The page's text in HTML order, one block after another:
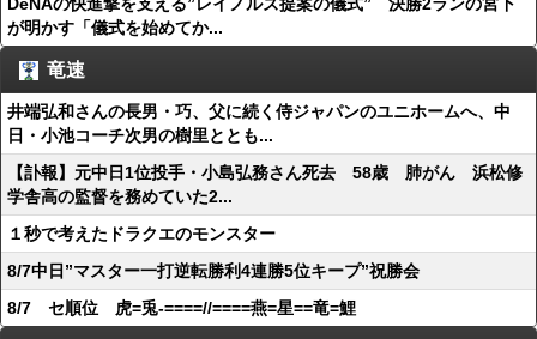
が明かす「儀式を始めてか...
竜速
井端弘和さんの長男・巧、父に続く侍ジャパンのユニホームへ、中
日・小池コーチ次男の樹里ととも...
【訃報】元中日1位投手・小島弘務さん死去 58歳 肺がん 浜松修
学舎高の監督を務めていた2...
１秒で考えたドラクエのモンスター
8/7中日”マスター一打逆転勝利4連勝5位キープ”祝勝会
8/7 セ順位 虎=兎-====//====燕=星==竜=鯉